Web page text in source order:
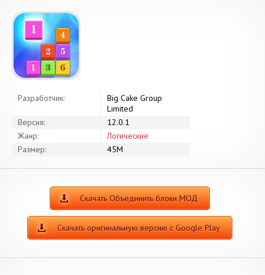
Разработчик:
Big Cake Group
Limited
Версия:
12.0.1
Жанр:
Логические
Размер:
45M
Скачать Объединить блоки МОД
Скачать оригинальную версию с Google Play